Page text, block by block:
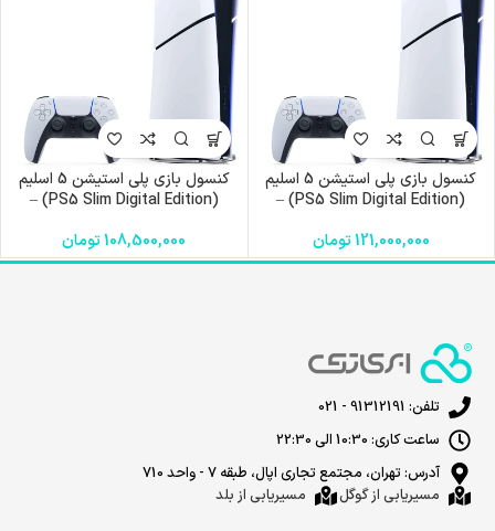
کنسول بازی پلی استیشن 5 اسلیم
(PS5 Slim Digital Edition) –
121,000,000تومان
کنسول بازی پلی استیشن 5 اسلیم
(PS5 Slim Digital Edition) –
108,500,000تومان
تلفن: 91312191 - 021
ساعت کاری: 10:30 الی 22:30
آدرس: تهران، مجتمع تجاری اپال، طبقه 7 - واحد 710
مسیریابی از گوگل
مسیریابی از بلد